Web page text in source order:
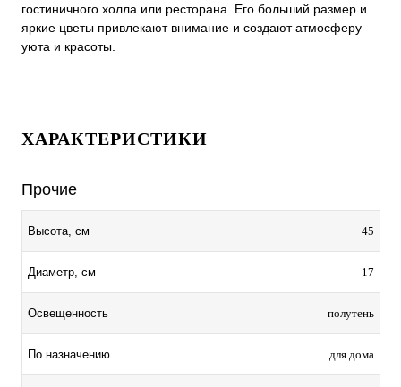
гостиничного холла или ресторана. Его больший размер и
яркие цветы привлекают внимание и создают атмосферу
уюта и красоты.
ХАРАКТЕРИСТИКИ
Прочие
Высота, см 45
Диаметр, см 17
Освещенность полутень
По назначению для дома